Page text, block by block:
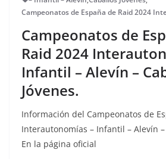
Campeonatos de España de Raid 2024
Campeonatos de
Raid 2024
Infantil – Alevín –
Jóvenes.
Información del Campeonatos de
Interautonomías – Infantil – Alevín –
En la página oficial